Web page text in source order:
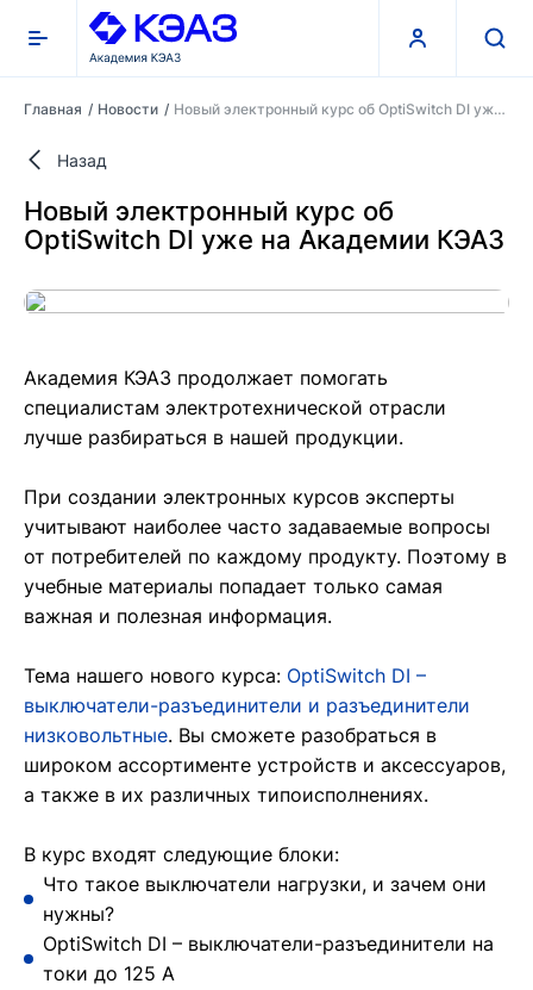
О компании
Поддержка и сервис
КЭАЗ
Курсы
Вебинары
Семинары
Мобильный выставочный комплекс
Главная Новости Новый электронный курс об OptiSwitch DI уже на Академии КЭАЗ
Назад
Новый электронный курс об
OptiSwitch DI уже на Академии КЭАЗ
Академия КЭАЗ продолжает помогать
специалистам электротехнической отрасли
лучше разбираться в нашей продукции.
При создании электронных курсов эксперты
учитывают наиболее часто задаваемые вопросы
от потребителей по каждому продукту. Поэтому в
учебные материалы попадает только самая
важная и полезная информация.
Тема нашего нового курса: OptiSwitch DI –
выключатели-разъединители и разъединители
низковольтные. Вы сможете разобраться в
широком ассортименте устройств и аксессуаров,
а также в их различных типоисполнениях.
В курс входят следующие блоки:
Что такое выключатели нагрузки, и зачем они
нужны?
OptiSwitch DI – выключатели-разъединители на
токи до 125 А